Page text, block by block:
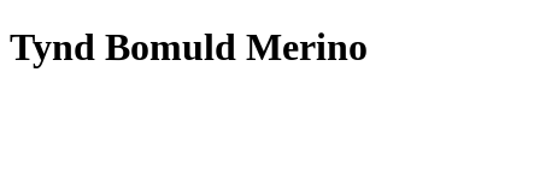
Tynd Bomuld Merino